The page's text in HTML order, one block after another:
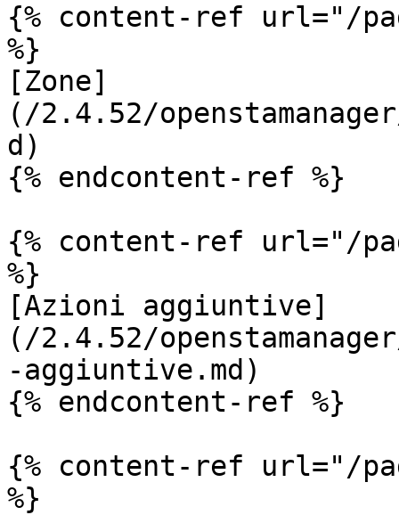
{% content-ref url="/
%}
[Zone]
(/2.4.52/
d)
{% endcontent-ref %}
{% content-ref url="/
%}
[Azioni aggiuntive]
(/2.4.52/
-aggiuntive.md)
{% endcontent-ref %}
{% content-ref url="/
%}